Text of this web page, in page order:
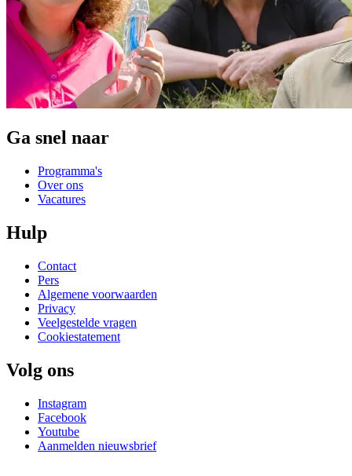
Ga snel naar
Programma's
Over ons
Vacatures
Hulp
Contact
Pers
Algemene voorwaarden
Privacy
Veelgestelde vragen
Cookiestatement
Volg ons
Instagram
Facebook
Youtube
Aanmelden nieuwsbrief